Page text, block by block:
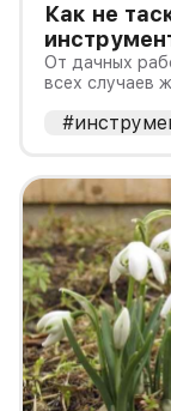
Как не
От дачных
всех случаев